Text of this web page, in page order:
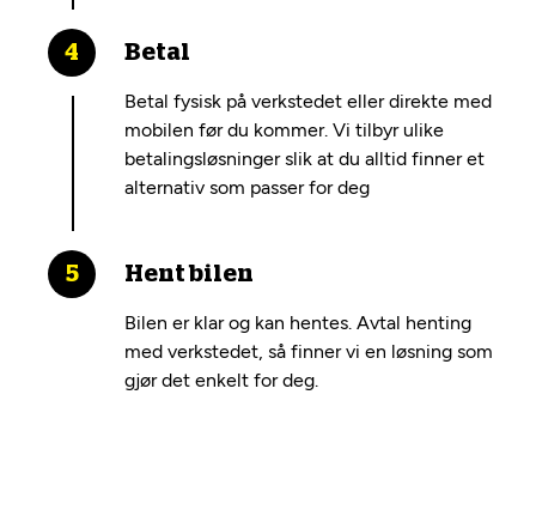
Betal
Betal fysisk på verkstedet eller direkte med
mobilen før du kommer. Vi tilbyr ulike
betalingsløsninger slik at du alltid finner et
alternativ som passer for deg
Hent bilen
Bilen er klar og kan hentes. Avtal henting
med verkstedet, så finner vi en løsning som
gjør det enkelt for deg.